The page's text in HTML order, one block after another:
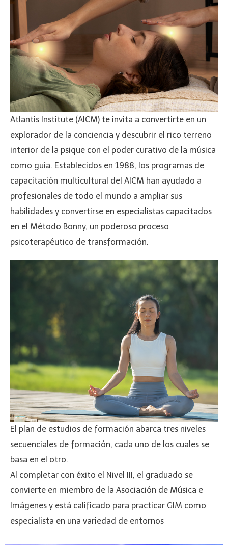
Atlantis Institute (AICM) te invita a convertirte en un
explorador de la conciencia y descubrir el rico terreno
interior de la psique con el poder curativo de la música
como guía. Establecidos en 1988, los programas de
capacitación multicultural del AICM han ayudado a
profesionales de todo el mundo a ampliar sus
habilidades y convertirse en especialistas capacitados
en el Método Bonny, un poderoso proceso
psicoterapéutico de transformación.
El plan de estudios de formación abarca tres niveles
secuenciales de formación, cada uno de los cuales se
basa en el otro.
Al completar con éxito el Nivel III, el graduado se
convierte en miembro de la Asociación de Música e
Imágenes y está calificado para practicar GIM como
especialista en una variedad de entornos